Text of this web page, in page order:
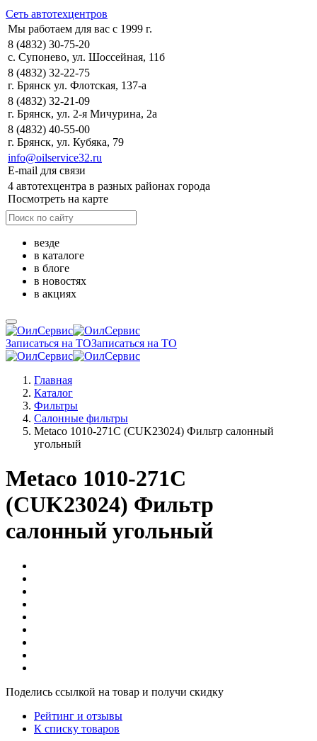
Сеть автотехцентров
Мы работаем для вас с 1999 г.
8 (4832) 30-75-20
с. Супонево, ул. Шоссейная, 11б
8 (4832) 32-22-75
г. Брянск ул. Флотская, 137-а
8 (4832) 32-21-09
г. Брянск, ул. 2-я Мичурина, 2а
8 (4832) 40-55-00
г. Брянск, ул. Кубяка, 79
info@oilservice32.ru
E-mail для связи
4 автотехцентра в разных районах города
Посмотреть на карте
везде
в каталоге
в блоге
в новостях
в акциях
Записаться на ТОЗаписаться на ТО
Главная
Каталог
Фильтры
Салонные фильтры
Metaco 1010-271C (CUK23024) Фильтр салонный
угольный
Metaco 1010-271C
(CUK23024) Фильтр
салонный угольный
Поделись ссылкой на товар и получи скидку
Рейтинг и отзывы
К списку товаров